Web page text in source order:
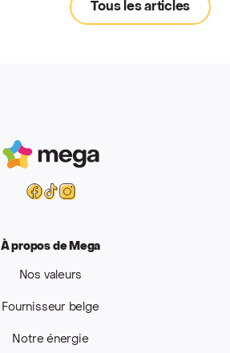
Tous les articles
Mega
Facebook
Tiktok
Instagram
À propos de Mega
Nos valeurs
Fournisseur belge
Notre énergie